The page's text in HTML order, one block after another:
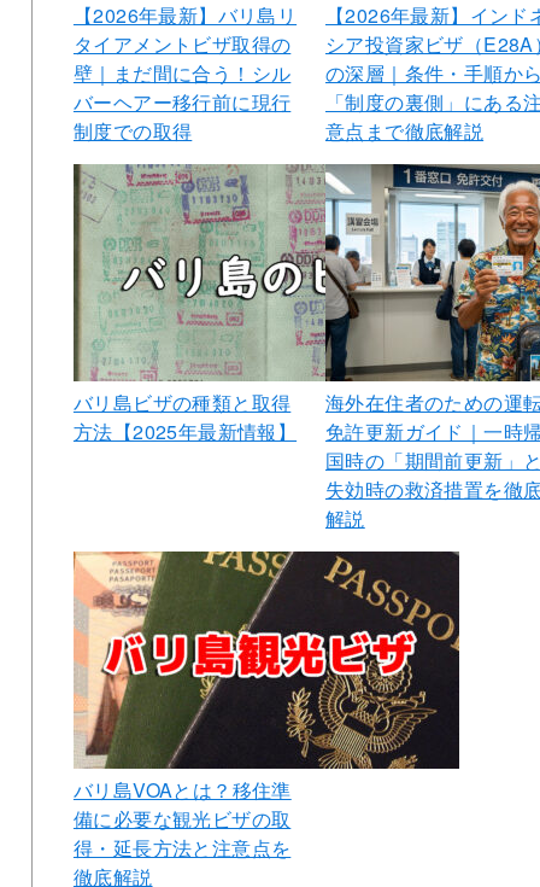
【2026年最新】バリ島リ
タイアメントビザ取得の
壁｜まだ間に合う！シル
バーヘアー移行前に現行
制度での取得
【2026年最新】インド
シア投資家ビザ（E28A
の深層｜条件・手順か
「制度の裏側」にある
意点まで徹底解説
バリ島ビザの種類と取得
方法【2025年最新情報】
海外在住者のための運
免許更新ガイド｜一時
国時の「期間前更新」
失効時の救済措置を徹
解説
バリ島VOAとは？移住準
備に必要な観光ビザの取
得・延長方法と注意点を
徹底解説